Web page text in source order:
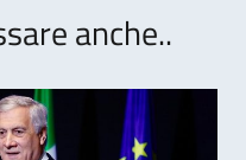
anche..